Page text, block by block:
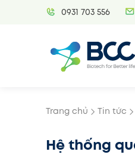
0931 703 556
Trang chủ Tin tức
Hệ thống